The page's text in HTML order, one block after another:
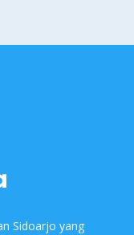
Sidoarjo yang